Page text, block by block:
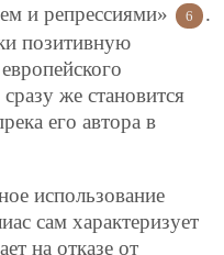
и репрессиями»
6
.
позитивную
же становится
его автора в
использование
сам характеризует
на отказе от